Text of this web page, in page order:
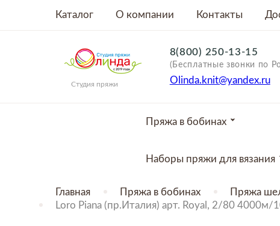
Каталог О компании Контакты
Студия пряжи
8(800) 250-13-15
(Бесплатные звонки по
Olinda.knit@yandex.ru
Пряжа в бобинах
Наборы пряжи для вязания
Главная Пряжа в бобинах
Пряжа
Loro Piana (пр.Италия) арт. Royal, 2/80